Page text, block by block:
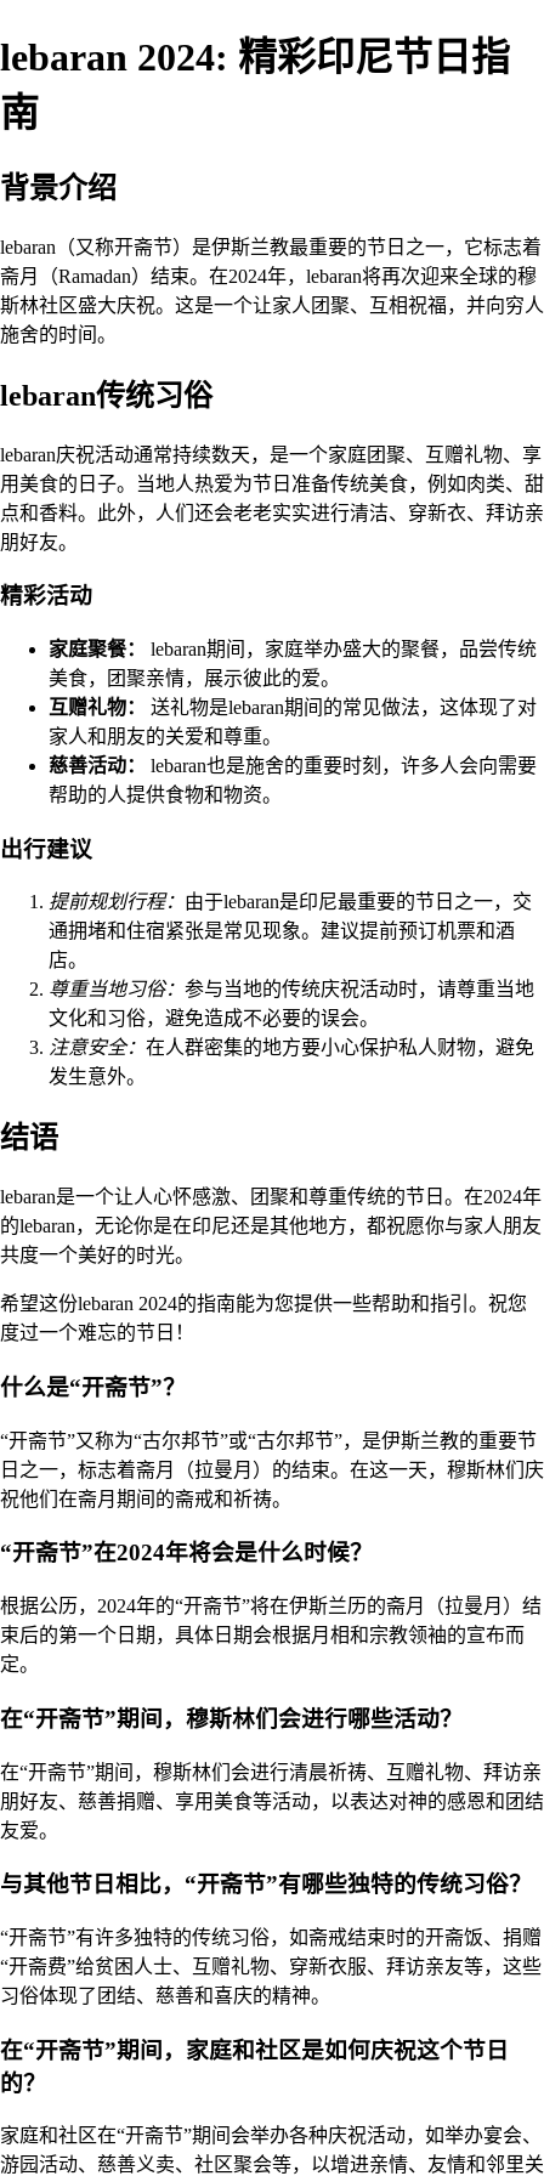
lebaran 2024: 精彩印尼节日指
南
背景介绍
lebaran（又称开斋节）是伊斯兰教最重要的节日之一，它标志着
斋月（Ramadan）结束。在2024年，lebaran将再次迎来全球的穆
斯林社区盛大庆祝。这是一个让家人团聚、互相祝福，并向穷人
施舍的时间。
lebaran传统习俗
lebaran庆祝活动通常持续数天，是一个家庭团聚、互赠礼物、享
用美食的日子。当地人热爱为节日准备传统美食，例如肉类、甜
点和香料。此外，人们还会老老实实进行清洁、穿新衣、拜访亲
朋好友。
精彩活动
家庭聚餐：
lebaran期间，家庭举办盛大的聚餐，品尝传统
美食，团聚亲情，展示彼此的爱。
互赠礼物：
送礼物是lebaran期间的常见做法，这体现了对
家人和朋友的关爱和尊重。
慈善活动：
lebaran也是施舍的重要时刻，许多人会向需要
帮助的人提供食物和物资。
出行建议
提前规划行程： 由于lebaran是印尼最重要的节日之一，交
通拥堵和住宿紧张是常见现象。建议提前预订机票和酒
店。
尊重当地习俗： 参与当地的传统庆祝活动时，请尊重当地
文化和习俗，避免造成不必要的误会。
注意安全： 在人群密集的地方要小心保护私人财物，避免
发生意外。
结语
lebaran是一个让人心怀感激、团聚和尊重传统的节日。在2024年
的lebaran，无论你是在印尼还是其他地方，都祝愿你与家人朋友
共度一个美好的时光。
希望这份lebaran 2024的指南能为您提供一些帮助和指引。祝您
度过一个难忘的节日！
什么是“开斋节”？
“开斋节”又称为“古尔邦节”或“古尔邦节”，是伊斯兰教的重要节
日之一，标志着斋月（拉曼月）的结束。在这一天，穆斯林们庆
祝他们在斋月期间的斋戒和祈祷。
“开斋节”在2024年将会是什么时候？
根据公历，2024年的“开斋节”将在伊斯兰历的斋月（拉曼月）结
束后的第一个日期，具体日期会根据月相和宗教领袖的宣布而
定。
在“开斋节”期间，穆斯林们会进行哪些活动？
在“开斋节”期间，穆斯林们会进行清晨祈祷、互赠礼物、拜访亲
朋好友、慈善捐赠、享用美食等活动，以表达对神的感恩和团结
友爱。
与其他节日相比，“开斋节”有哪些独特的传统习俗？
“开斋节”有许多独特的传统习俗，如斋戒结束时的开斋饭、捐赠
“开斋费”给贫困人士、互赠礼物、穿新衣服、拜访亲友等，这些
习俗体现了团结、慈善和喜庆的精神。
在“开斋节”期间，家庭和社区是如何庆祝这个节日
的？
家庭和社区在“开斋节”期间会举办各种庆祝活动，如举办宴会、
游园活动、慈善义卖、社区聚会等，以增进亲情、友情和邻里关